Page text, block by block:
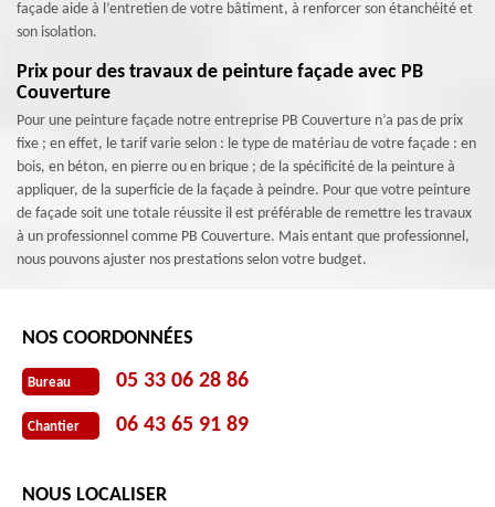
façade aide à l’entretien de votre bâtiment, à renforcer son étanchéité et
son isolation.
Prix pour des travaux de peinture façade avec PB
Couverture
Pour une peinture façade notre entreprise PB Couverture n’a pas de prix
fixe ; en effet, le tarif varie selon : le type de matériau de votre façade : en
bois, en béton, en pierre ou en brique ; de la spécificité de la peinture à
appliquer, de la superficie de la façade à peindre. Pour que votre peinture
de façade soit une totale réussite il est préférable de remettre les travaux
à un professionnel comme PB Couverture. Mais entant que professionnel,
nous pouvons ajuster nos prestations selon votre budget.
NOS COORDONNÉES
Bureau 05 33 06 28 86
Chantier 06 43 65 91 89
NOUS LOCALISER